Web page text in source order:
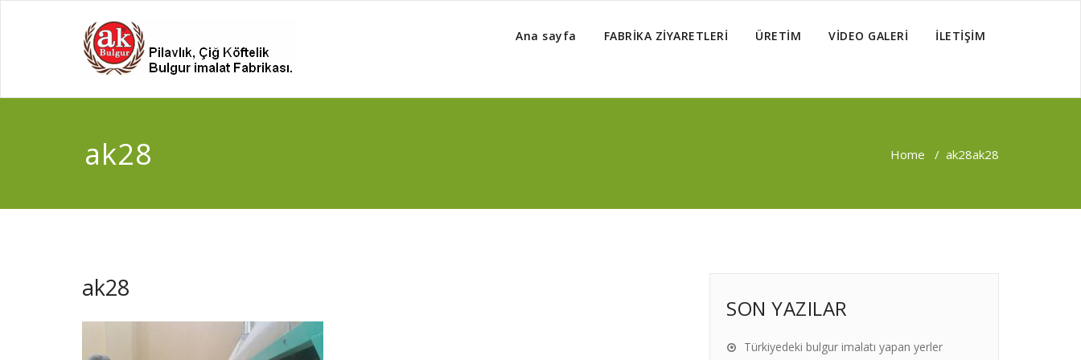
Ana sayfa FABRİKA ZİYARETLERİ ÜRETİM VİDEO GALERİ İLETİŞİM
ak28 Home / ak28ak28
ak28
SON YAZILAR
Türkiyedeki bulgur imalatı yapan yerler